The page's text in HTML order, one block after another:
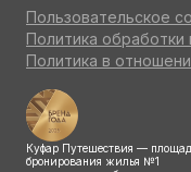
Пользовательское
Политика
Политика в
Куфар Путешествия —
бронирования жилья №1